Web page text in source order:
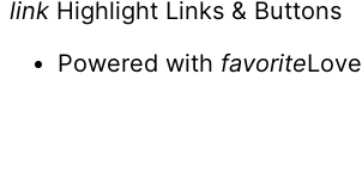
link Highlight Links & Buttons
Powered with favoriteLove